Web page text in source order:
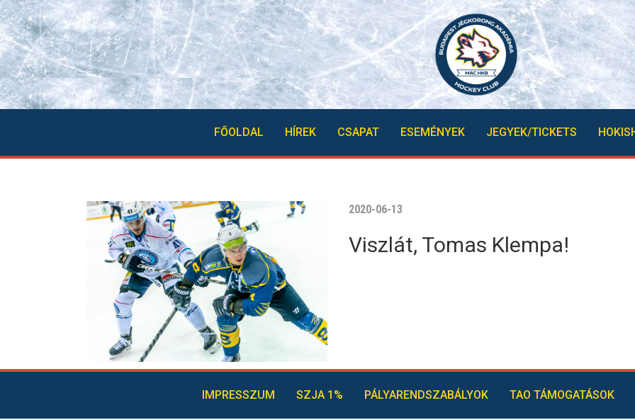
FŐOLDAL HÍREK CSAPAT ESEMÉNYEK JEGYEK/TICKETS
2020-06-13
Viszlát, Tomas Klempa!
IMPRESSZUM SZJA 1% PÁLYARENDSZABÁLYOK TAO TÁMOGATÁSOK